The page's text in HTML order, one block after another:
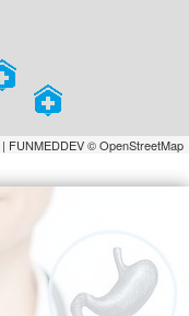
| FUNMEDDEV © OpenStreetMap